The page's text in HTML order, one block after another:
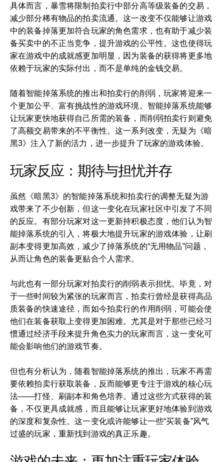
具体而言，暴雪将限制拍卖行中部分高等级装备的交易，
减少部分稀有物品的拍卖流通。这一改变不仅能够让游戏
中的装备掉落更加符合玩家的角色需求，也有助于减少装
备买卖中的不正当竞争，提升游戏的公平性。这也使得玩
家在游戏中的成就感更加明显，因为装备的获得将更多地
依赖于玩家的实际付出，而不是单纯的金钱交易。
随着智能掉落系统的推出和拍卖行的削弱，玩家将迎来一
个更加公平、富有挑战性的游戏环境。智能掉落系统能够
让玩家更快地获得自己所需的装备，而削弱拍卖行则避免
了高额交易带来的不平衡性。这一系列改变，无疑为《暗
黑3》注入了新的活力，进一步提升了玩家的游戏体验。
玩家反应：期待与担忧并存
虽然《暗黑3》的智能掉落系统和拍卖行的调整无疑为游
戏带来了不少创新，但这一变化在玩家社区中引发了不同
的反应。有部分玩家对这一更新持积极态度，他们认为智
能掉落系统的引入，将极大地提升玩家的游戏体验，让刷
副本变得更加高效，减少了掉落系统的“无用物品”问题，
从而让角色的装备更贴合个人需求。
与此也有一部分玩家对拍卖行的削弱表示担忧。毕竟，对
于一些时间较为紧张的玩家而言，拍卖行曾经是获得高品
质装备的快速途径，而如今拍卖行的作用削弱，可能会使
他们在装备获取上变得更加困难。尤其是对于那些已经习
惯通过经济手段来提升角色实力的玩家而言，这一变化可
能会影响他们的游戏节奏。
但也有分析认为，随着智能掉落系统的推出，玩家不再需
要依赖拍卖行获取装备，反而能够更专注于游戏的核心玩
法——打怪、刷副本和角色培养。通过这些方式获得的装
备，不仅更具成就感，而且能够让玩家更好地体验到游戏
的深度和复杂性。这一变化或许能够让一些“买装备”风气
过盛的玩家，重新找到游戏的真正乐趣。